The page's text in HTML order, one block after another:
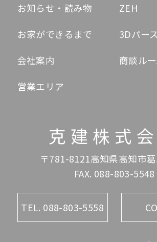
お知らせ・読み物
ZEH
お家ができるまで
3Dパー
会社案内
商談ル
営業エリア
克建株式
〒781-8121高知県高知市
FAX. 088-803-5548
TEL. 088-803-5558